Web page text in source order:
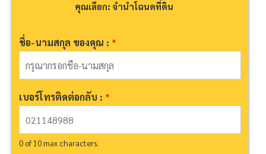
คุณเลือก: จำนำโฉนดที่ดิน
ชื่อ-นามสกุล ของคุณ : *
เบอร์โทรติดต่อกลับ : *
0 of 10 max characters.